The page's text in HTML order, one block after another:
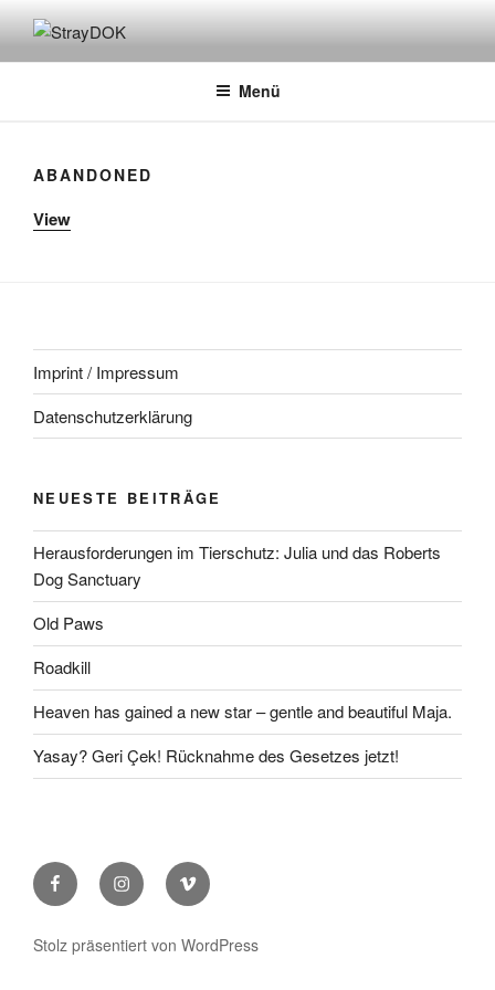
Inhalt
springenSTRAYDOK
Menü
ABANDONED
View
Imprint / Impressum
Datenschutzerklärung
NEUESTE BEITRÄGE
Herausforderungen im Tierschutz: Julia und das Roberts
Dog Sanctuary
Old Paws
Roadkill
Heaven has gained a new star – gentle and beautiful Maja.
Yasay? Geri Çek! Rücknahme des Gesetzes jetzt!
FacebookInstagramVimeo
Stolz präsentiert von WordPress